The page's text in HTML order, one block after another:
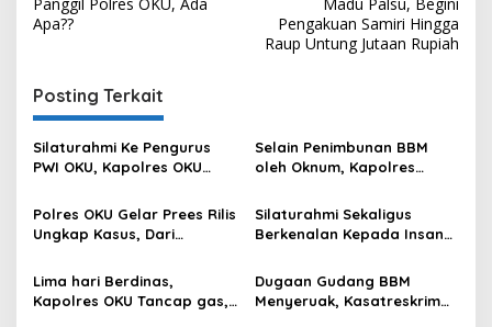
Apa??
Pengakuan Samiri Hingga
Raup Untung Jutaan Rupiah
Posting Terkait
Silaturahmi Ke Pengurus
PWI OKU, Kapolres OKU
Media dan Polri
Selain Penimbunan BBM
oleh Oknum, Kapolres
Kurang, Pertamina Patra
Niaga Bungkam
Polres OKU Gelar Prees Rilis
Ungkap Kasus, Dari
BBM Hingga Kasus Korupsi
Silaturahmi Sekaligus
Berkenalan Kepada Insan
Puluhan Wartawan Ngopi
Bareng
Lima hari Berdinas,
Kapolres OKU Tancap gas,
Dugaan Gudang BBM
Menyeruak, Kasatreskrim